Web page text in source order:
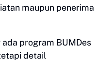
maupun penerima
program BUMDes
detail